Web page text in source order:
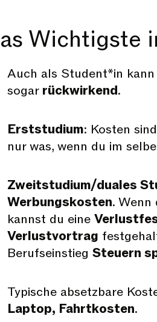
Wichtigste
Auch als Student*in
sogar rückwirkend.
Erststudium: Kosten
nur was, wenn du im
Zweitstudium/duales
Werbungskosten. Wenn
kannst du eine
Verlustvortrag
Berufseinstieg Steuern
Typische absetzbare
Laptop, Fahrtkosten.